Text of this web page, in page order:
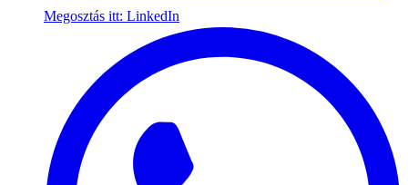
Megosztás itt: LinkedIn